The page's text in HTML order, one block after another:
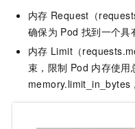
内存 Request（
确保为 Pod 找到一个具
内存 Limit（
束，限制 Pod 内存使用
memory.limit_in_bytes